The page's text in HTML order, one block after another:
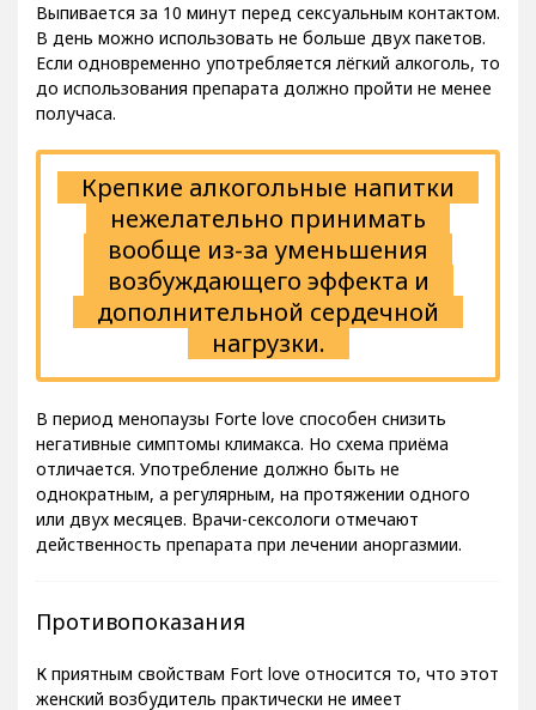
Выпивается за 10 минут перед сексуальным контактом.
В день можно использовать не больше двух пакетов.
Если одновременно употребляется лёгкий алкоголь, то
до использования препарата должно пройти не менее
получаса.
Крепкие алкогольные напитки
нежелательно принимать
вообще из-за уменьшения
возбуждающего эффекта и
дополнительной сердечной
нагрузки.
В период менопаузы Forte love способен снизить
негативные симптомы климакса. Но схема приёма
отличается. Употребление должно быть не
однократным, а регулярным, на протяжении одного
или двух месяцев. Врачи-сексологи отмечают
действенность препарата при лечении аноргазмии.
Противопоказания
К приятным свойствам Fort love относится то, что этот
женский возбудитель практически не имеет